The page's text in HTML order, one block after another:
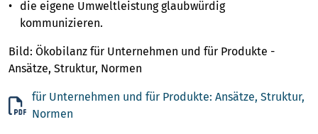
die eigene Umweltleistung glaubwürdig
kommunizieren.
Bild: Ökobilanz für Unternehmen und für Produkte -
Ansätze, Struktur, Normen
für Unternehmen und für Produkte: Ansätze, Struktur,
Normen